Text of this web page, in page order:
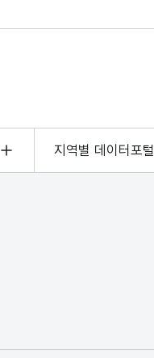
지역별 데이터포털
서울 열린데이터광장
경기데이터드림